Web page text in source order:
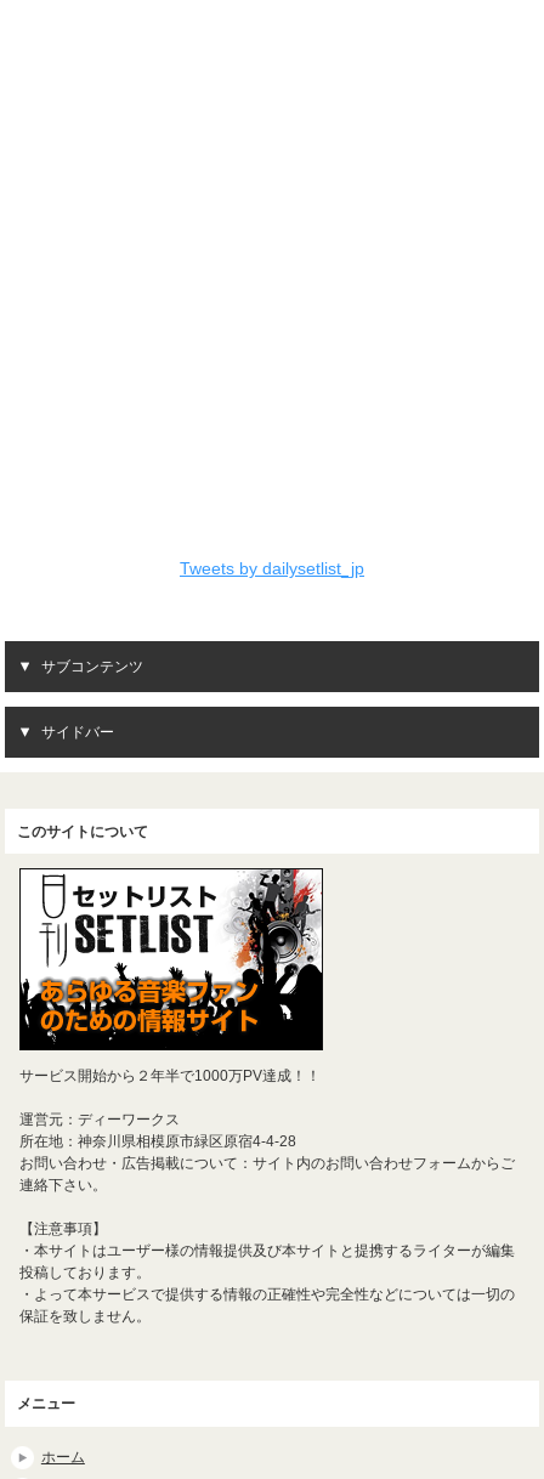
Tweets by dailysetlist_jp
サブコンテンツ
サイドバー
このサイトについて
サービス開始から２年半で1000万PV達成！！
運営元：ディーワークス
所在地：神奈川県相模原市緑区原宿4-4-28
お問い合わせ・広告掲載について：サイト内のお問い合わせフォームからご
連絡下さい。
【注意事項】
・本サイトはユーザー様の情報提供及び本サイトと提携するライターが編集
投稿しております。
・よって本サービスで提供する情報の正確性や完全性などについては一切の
保証を致しません。
メニュー
ホーム